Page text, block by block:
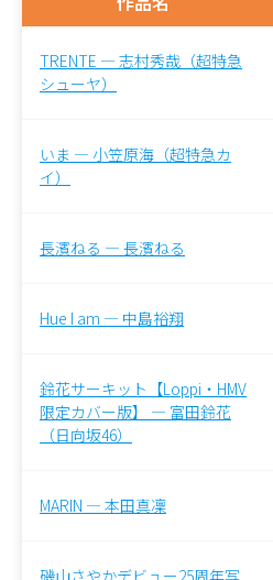
TRENTE — 志村秀哉（超特急
シューヤ）
いま — 小笠原海（超特急カ
イ）
長濱ねる — 長濱ねる
Hue I am — 中島裕翔
鈴花サーキット【Loppi・HMV
限定カバー版】 — 富田鈴花
（日向坂46）
MARIN — 本田真凜
磯山さやかデビュー25周年写